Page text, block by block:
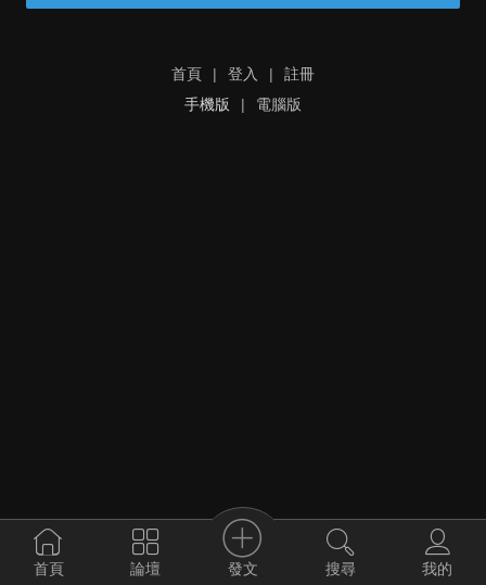
首頁 | 登入 |
註冊
手機版
| 電腦版
首頁 論壇 發文 搜尋 我的